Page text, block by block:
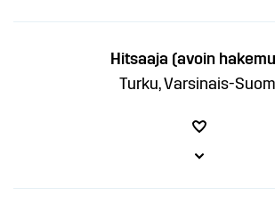
Hitsaaja (avoin
Turku, Varsinais-